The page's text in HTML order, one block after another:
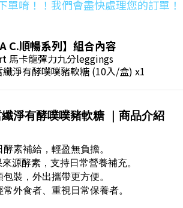
單唷！！我們會盡快處理您的訂單 ！
C.順暢系列】 組合內容
馬卡龍彈力九分leggings
纖淨有酵噗噗豬軟糖 (10入/盒) x1
淨有酵噗噗豬軟糖 ｜商品介紹
素補給，輕盈無負擔。
源酵素，支持日常營養補充。
裝，外出攜帶更方便。
外食者、重視日常保養者。